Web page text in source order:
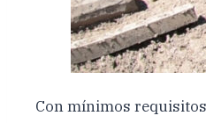
Con mínimos